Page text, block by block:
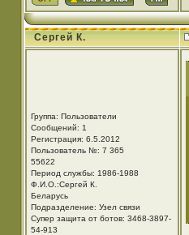
Сергей К.
Группа: Пользователи
Сообщений: 1
Регистрация: 6.5.2012
Пользователь №: 7 365
55622
Период службы: 1986-1988
Ф.И.О.:Сергей К.
Беларусь
Подразделение: Узел связи
Супер защита от ботов: 3468-3897-
54-913